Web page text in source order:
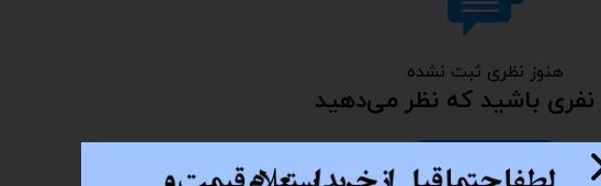
هنوز نظری ثبت نشده
نفری باشید که نظر می‌دهید